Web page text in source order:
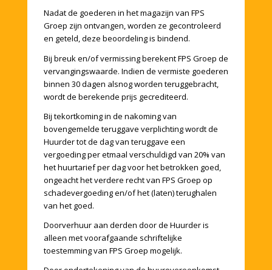
Nadat de goederen in het magazijn van FPS
Groep zijn ontvangen, worden ze gecontroleerd
en geteld, deze beoordeling is bindend.
Bij breuk en/of vermissing berekent FPS Groep de
vervangingswaarde. Indien de vermiste goederen
binnen 30 dagen alsnog worden teruggebracht,
wordt de berekende prijs gecrediteerd.
Bij tekortkoming in de nakoming van
bovengemelde teruggave verplichting wordt de
Huurder tot de dag van teruggave een
vergoeding per etmaal verschuldigd van 20% van
het huurtarief per dag voor het betrokken goed,
ongeacht het verdere recht van FPS Groep op
schadevergoeding en/of het (laten) terughalen
van het goed.
Doorverhuur aan derden door de Huurder is
alleen met voorafgaande schriftelijke
toestemming van FPS Groep mogelijk.